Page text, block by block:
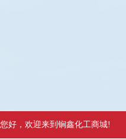
您好，欢迎来到锏鑫化工商城!